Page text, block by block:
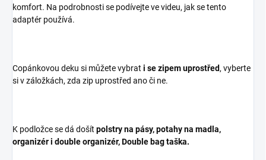
komfort. Na podrobnosti se podívejte ve videu, jak se tento
adaptér používá.
Copánkovou deku si můžete vybrat i se zipem uprostřed, vyberte
si v záložkách, zda zip uprostřed ano či ne.
K podložce se dá došít polstry na pásy, potahy na madla,
organizér i double organizér, Double bag taška.